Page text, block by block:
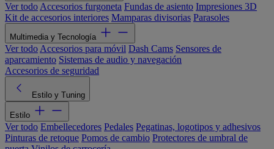
Ver todo Accesorios furgoneta Fundas de asiento Impresiones 3D
Kit de accesorios interiores Mamparas divisorias Parasoles
Multimedia y Tecnología
Ver todo Accesorios para móvil Dash Cams Sensores de
aparcamiento Sistemas de audio y navegación
Accesorios de seguridad
Estilo y Tuning
Estilo
Ver todo Embellecedores Pedales Pegatinas, logotipos y adhesivos
Pinturas de retoque Pomos de cambio Protectores de umbral de